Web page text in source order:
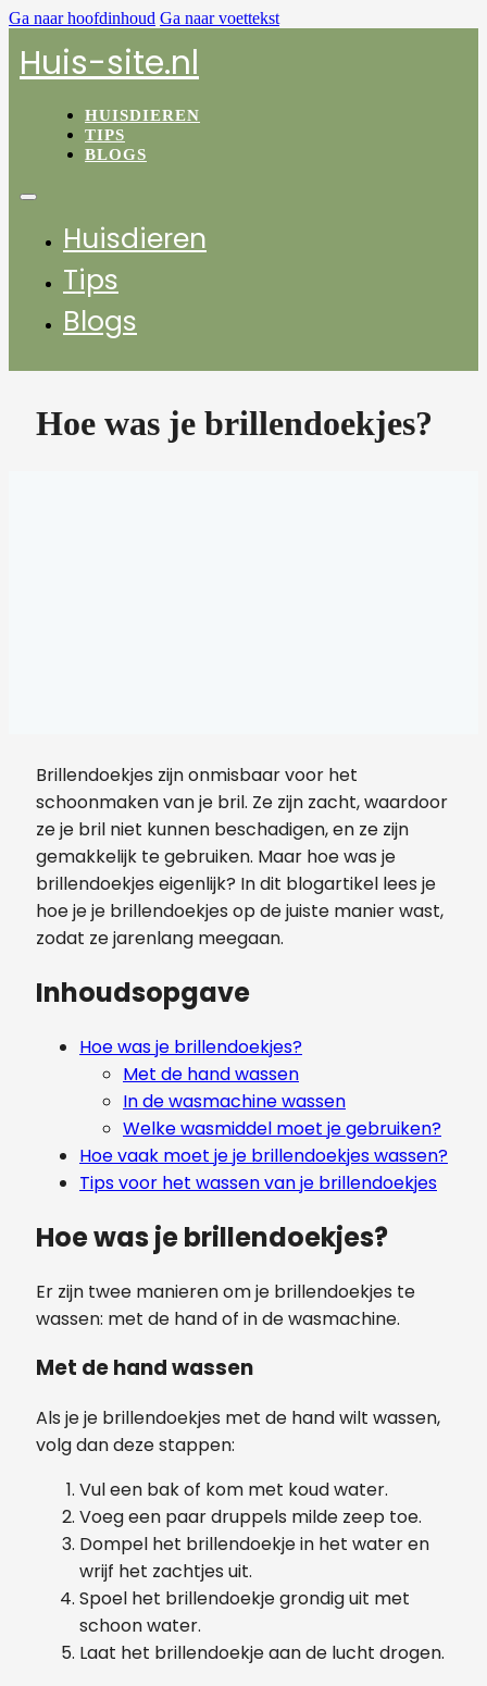
Ga naar hoofdinhoud Ga naar voettekst
Huis-site.nl
HUISDIEREN
TIPS
BLOGS
Huisdieren
Tips
Blogs
Hoe was je brillendoekjes?
Brillendoekjes zijn onmisbaar voor het
schoonmaken van je bril. Ze zijn zacht, waardoor
ze je bril niet kunnen beschadigen, en ze zijn
gemakkelijk te gebruiken. Maar hoe was je
brillendoekjes eigenlijk? In dit blogartikel lees je
hoe je je brillendoekjes op de juiste manier wast,
zodat ze jarenlang meegaan.
Inhoudsopgave
Hoe was je brillendoekjes?
Met de hand wassen
In de wasmachine wassen
Welke wasmiddel moet je gebruiken?
Hoe vaak moet je je brillendoekjes wassen?
Tips voor het wassen van je brillendoekjes
Hoe was je brillendoekjes?
Er zijn twee manieren om je brillendoekjes te
wassen: met de hand of in de wasmachine.
Met de hand wassen
Als je je brillendoekjes met de hand wilt wassen,
volg dan deze stappen:
Vul een bak of kom met koud water.
Voeg een paar druppels milde zeep toe.
Dompel het brillendoekje in het water en
wrijf het zachtjes uit.
Spoel het brillendoekje grondig uit met
schoon water.
Laat het brillendoekje aan de lucht drogen.